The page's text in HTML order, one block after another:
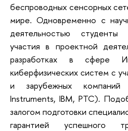
беспроводных сенсорных
мире. Одновременно с
деятельностью студенты
участия в проектной
разработках в сфере
киберфизических систем с
и зарубежных компаний
Instruments, IBM, PTC).
залогом подготовки
гарантией успешного